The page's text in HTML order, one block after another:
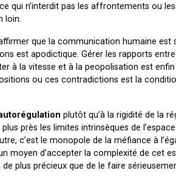
qui n’interdit pas les affrontements ou
loin.
que la communication humaine est
est apodictique. Gérer les rapports
à la vitesse et à la peopolisation est
ou ces contradictions est la
plutôt qu’à la rigidité de la
près les limites intrinsèques de l’espace
c’est le monopole de la méfiance à
moyen d’accepter la complexité de cet
plus précieux que de le faire